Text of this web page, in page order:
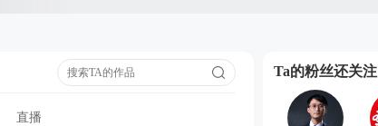
直播
Ta的粉丝还关注